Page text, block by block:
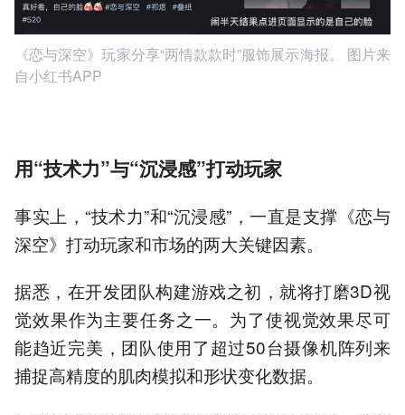
《恋与深空》玩家分享“两情款款时”服饰展示海报。 图片来
自小红书APP
用“技术力”与“沉浸感”打动玩家
事实上，“技术力”和“沉浸感”，一直是支撑《恋与
深空》打动玩家和市场的两大关键因素。
据悉，在开发团队构建游戏之初，就将打磨3D视
觉效果作为主要任务之一。为了使视觉效果尽可
能趋近完美，团队使用了超过50台摄像机阵列来
捕捉高精度的肌肉模拟和形状变化数据。